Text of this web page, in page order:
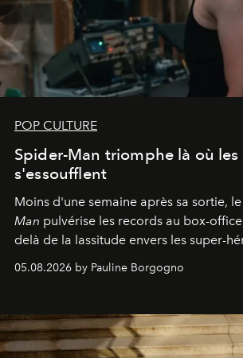
POP CULTURE
Spider-Man triomphe là où les
s'essoufflent
Moins d'une semaine après sa sortie,
Man pulvérise les records au box-
delà de la lassitude envers les super-
personnages continuent de susciter
05.08.2026 by Pauline Borgogno